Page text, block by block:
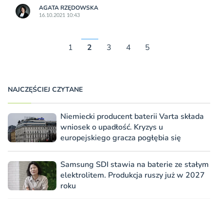
AGATA RZĘDOWSKA
16.10.2021 10:43
1 2 3 4 5
NAJCZĘŚCIEJ CZYTANE
Niemiecki producent baterii Varta składa
wniosek o upadłość. Kryzys u
europejskiego gracza pogłębia się
Samsung SDI stawia na baterie ze stałym
elektrolitem. Produkcja ruszy już w 2027
roku